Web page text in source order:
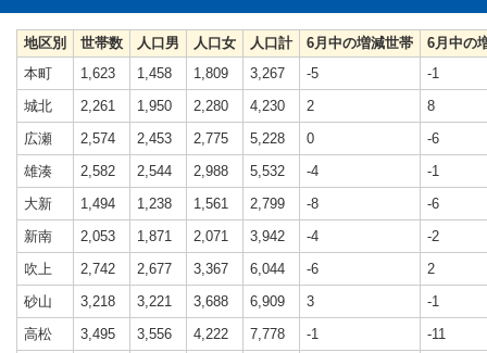
地区別 世帯数 人口男 人口女 人口計 6月中の増減世帯
6月中の
本町
1,623 1,458 1,809 3,267 -5
-1
城北
2,261 1,950 2,280 4,230 2
8
広瀬
2,574 2,453 2,775 5,228 0
-6
雄湊
2,582 2,544 2,988 5,532 -4
-1
大新
1,494 1,238 1,561 2,799 -8
-6
新南
2,053 1,871 2,071 3,942 -4
-2
吹上
2,742 2,677 3,367 6,044 -6
2
砂山
3,218 3,221 3,688 6,909 3
-1
高松
3,495 3,556 4,222 7,778 -1
-11